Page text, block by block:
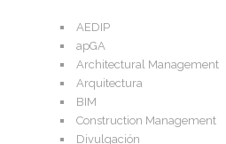
AEDIP
apGA
Architectural Management
Arquitectura
BIM
Construction Management
Divulgación